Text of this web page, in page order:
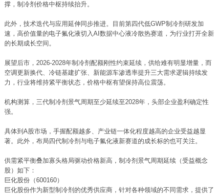
撑，制冷剂价格中枢持续抬升。
此外，技术迭代与应用延伸同步推进。目前第四代低GWP制冷剂研发加
速，高价值量的电子氟化液切入AI 数据中心液冷散热赛道，为行业打开全新
的长期成长空间。
展望后市，2026-2028年制冷剂配额刚性约束延续，供给难有明显增量，而
空调更新换代、冷链基建扩张、新能源车渗透率提升三大需求逻辑持续发
力，行业将维持紧平衡状态，价格中枢有望保持高位震荡。
机构测算，三代制冷剂景气周期至少延续至2028年，头部企业盈利确定性
强。
具体到A股市场，手握配额越多、产业链一体化程度越高的企业受益越显
著。此外，布局四代制冷剂与电子氟化液新赛道的成长标的也可关注。
供需紧平衡叠加寡头格局驱动价格新高，制冷剂景气周期延续（受益概念
股）如下：
巨化股份（600160）
巨化股份作为新型制冷剂的优秀供应商，针对各种领域的不同需求，提供了